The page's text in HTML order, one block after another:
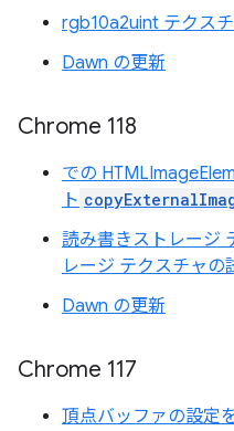
rgb10a2uint テクス
Dawn の更新
Chrome 118
での
ト
読み書きストレージ
レージ テクスチャの
Dawn の更新
Chrome 117
頂点バッファの設定